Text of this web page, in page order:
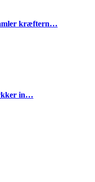
kræftern…
in…